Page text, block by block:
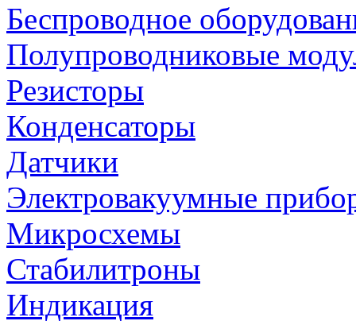
Беспроводное
Полупроводниковые
Резисторы
Конденсаторы
Датчики
Электровакуумные
Микросхемы
Стабилитроны
Индикация